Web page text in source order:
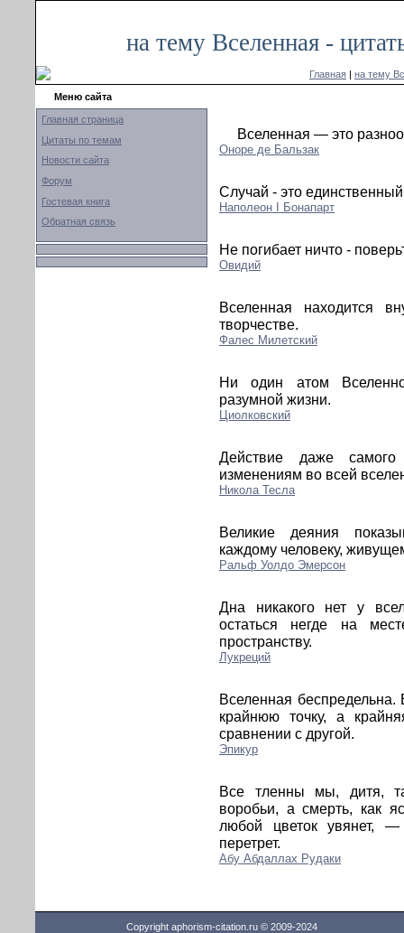
на тему Вселенная -
Главная | на тему
Меню сайта
Главная страница
Цитаты по темам
Новости сайта
Форум
Гостевая книга
Обратная связь
Вселенная — это
Оноре де Бальзак
Случай - это
Наполеон I Бонапарт
Не погибает ничто -
Овидий
Вселенная находится
творчестве.
Фалес Милетский
Ни один атом
разумной жизни.
Циолковский
Действие даже самого
изменениям во всей
Никола Тесла
Великие деяния
каждому человеку,
Ральф Уолдо Эмерсон
Дна никакого нет у
остаться негде на
пространству.
Лукреций
Вселенная беспредельна.
крайнюю точку, а
сравнении с другой.
Эпикур
Все тленны мы, дитя,
воробьи, а смерть, как
любой цветок увянет,
перетрет.
Абу Абдаллах Рудаки
Copyright aphorism-citation.ru © 2009-2024